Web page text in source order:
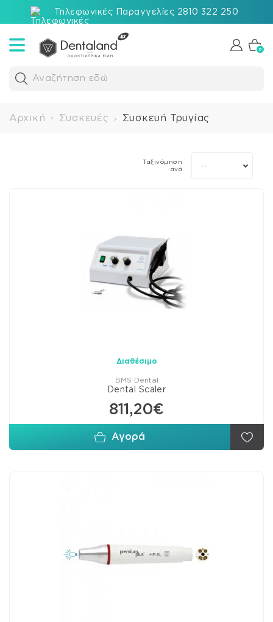
Τηλεφωνικές Παραγγελίες 2810 322 250
Αναζήτηση εδώ
0
Αρχική > Συσκευές > Συσκευή Τρυγίας
Ταξινόμηση
ανά
--
Διαθέσιμο
BMS Dental
Dental Scaler
811,20€
Αγορά